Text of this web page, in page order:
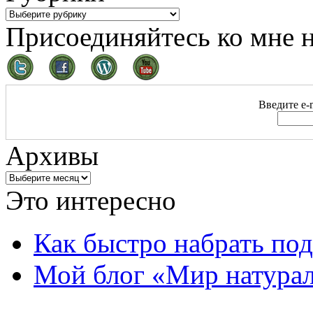
Присоединяйтесь ко мне
Введите e-
Архивы
Это интересно
Как быстро набрать
Мой блог «Мир